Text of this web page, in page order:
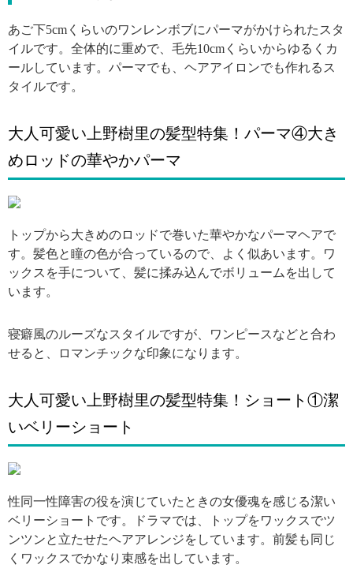
あご下5cmくらいのワンレンボブにパーマがかけられたスタ
イルです。全体的に重めで、毛先10cmくらいからゆるくカ
ールしています。パーマでも、ヘアアイロンでも作れるス
タイルです。
大人可愛い上野樹里の髪型特集！パーマ④大き
めロッドの華やかパーマ
引用: https://www.cinra.net/uploads/img/news/2016/20160526-uenojuriwadasho_full.jpg
トップから大きめのロッドで巻いた華やかなパーマヘアで
す。髪色と瞳の色が合っているので、よく似あいます。ワ
ックスを手について、髪に揉み込んでボリュームを出して
います。
寝癖風のルーズなスタイルですが、ワンピースなどと合わ
せると、ロマンチックな印象になります。
大人可愛い上野樹里の髪型特集！ショート①潔
いベリーショート
引用: http://images.wjn.jp/article/17/3319717_1.jpg
性同一性障害の役を演じていたときの女優魂を感じる潔い
ベリーショートです。ドラマでは、トップをワックスでツ
ンツンと立たせたヘアアレンジをしています。前髪も同じ
くワックスでかなり束感を出しています。